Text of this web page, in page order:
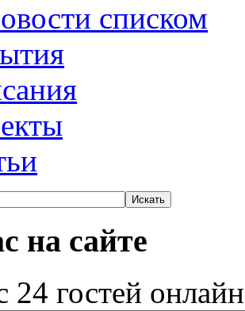
списком
на сайте
24 гостей онлайн